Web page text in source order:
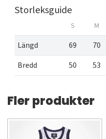
Storleksguide
S M
Längd 69 70
Bredd
50 53
Fler produkter